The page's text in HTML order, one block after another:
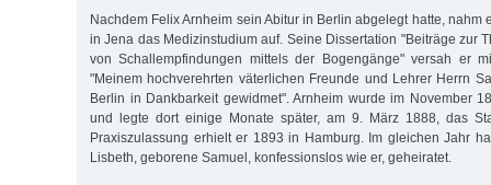
Nachdem Felix Arnheim sein Abitur in Berlin abgelegt hatte, nahm
in Jena das Medizinstudium auf. Seine Dissertation "Beiträge zur
von Schallempfindungen mittels der Bogengänge" versah er
"Meinem hochverehrten väterlichen Freunde und Lehrer Herrn
Berlin in Dankbarkeit gewidmet". Arnheim wurde im November
und legte dort einige Monate später, am 9. März 1888, das
Praxiszulassung erhielt er 1893 in Hamburg. Im gleichen Jahr
Lisbeth, geborene Samuel, konfessionslos wie er, geheiratet.